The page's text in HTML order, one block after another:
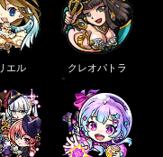
エル クレオパトラ